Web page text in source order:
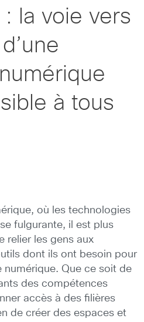
la voie vers
à tous
où les technologies
fulgurante, il est plus
relier les gens aux
dont ils ont besoin pour
numérique. Que ce soit de
des compétences
accès à des filières
de créer des espaces et